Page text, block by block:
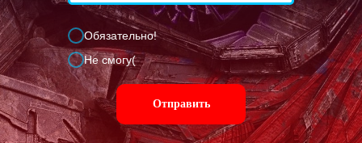
Обязательно!
Не смогу(
Отправить